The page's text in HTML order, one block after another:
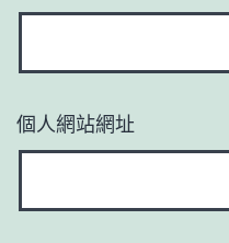
個人網站網址